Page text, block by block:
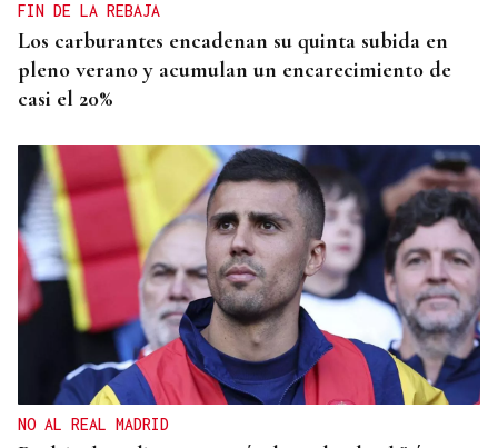
FIN DE LA REBAJA
Los carburantes encadenan su quinta subida en
pleno verano y acumulan un encarecimiento de
casi el 20%
NO AL REAL MADRID